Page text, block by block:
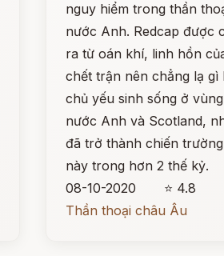
nguy hiểm trong thần
nước Anh. Redcap được
ra từ oán khí, linh hồn
chết trận nên chẳng lạ gì
chủ yếu sinh sống ở
nước Anh và Scotland,
đã trở thành chiến
này trong hơn 2 thế kỷ.
08-10-2020
⭐ 4.8
Thần thoại châu Âu